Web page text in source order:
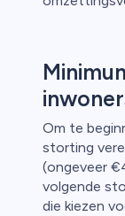
Om te
storting
(ongeveer
volgende
die kiezen